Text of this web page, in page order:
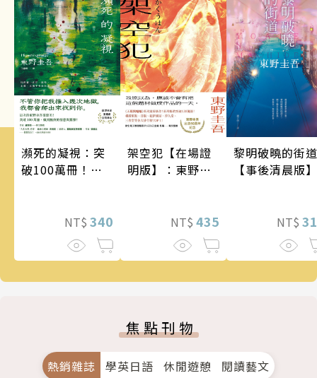
瀕死的凝視：突
破100萬冊！這
的情慾與驚悚！
NT$ 340
架空犯【在場證
明版】：東野圭
蝠》系列重磅新
NT$ 435
黎明破曉的街道
【事後清晨版】
NT$
焦點刊物
熱銷雜誌 學英日語 休閒遊憩 閱讀藝文